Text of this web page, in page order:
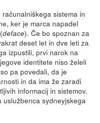
sistema in
ker je marca napadel
deface). Če bo spoznan za
deset let in dve leti za
izpustili, prvi narok na
identitete niso želeli
pa povedali, da je
in da ima že zaradi
informacij in sistemov.
uslužbenca sydneyjskega